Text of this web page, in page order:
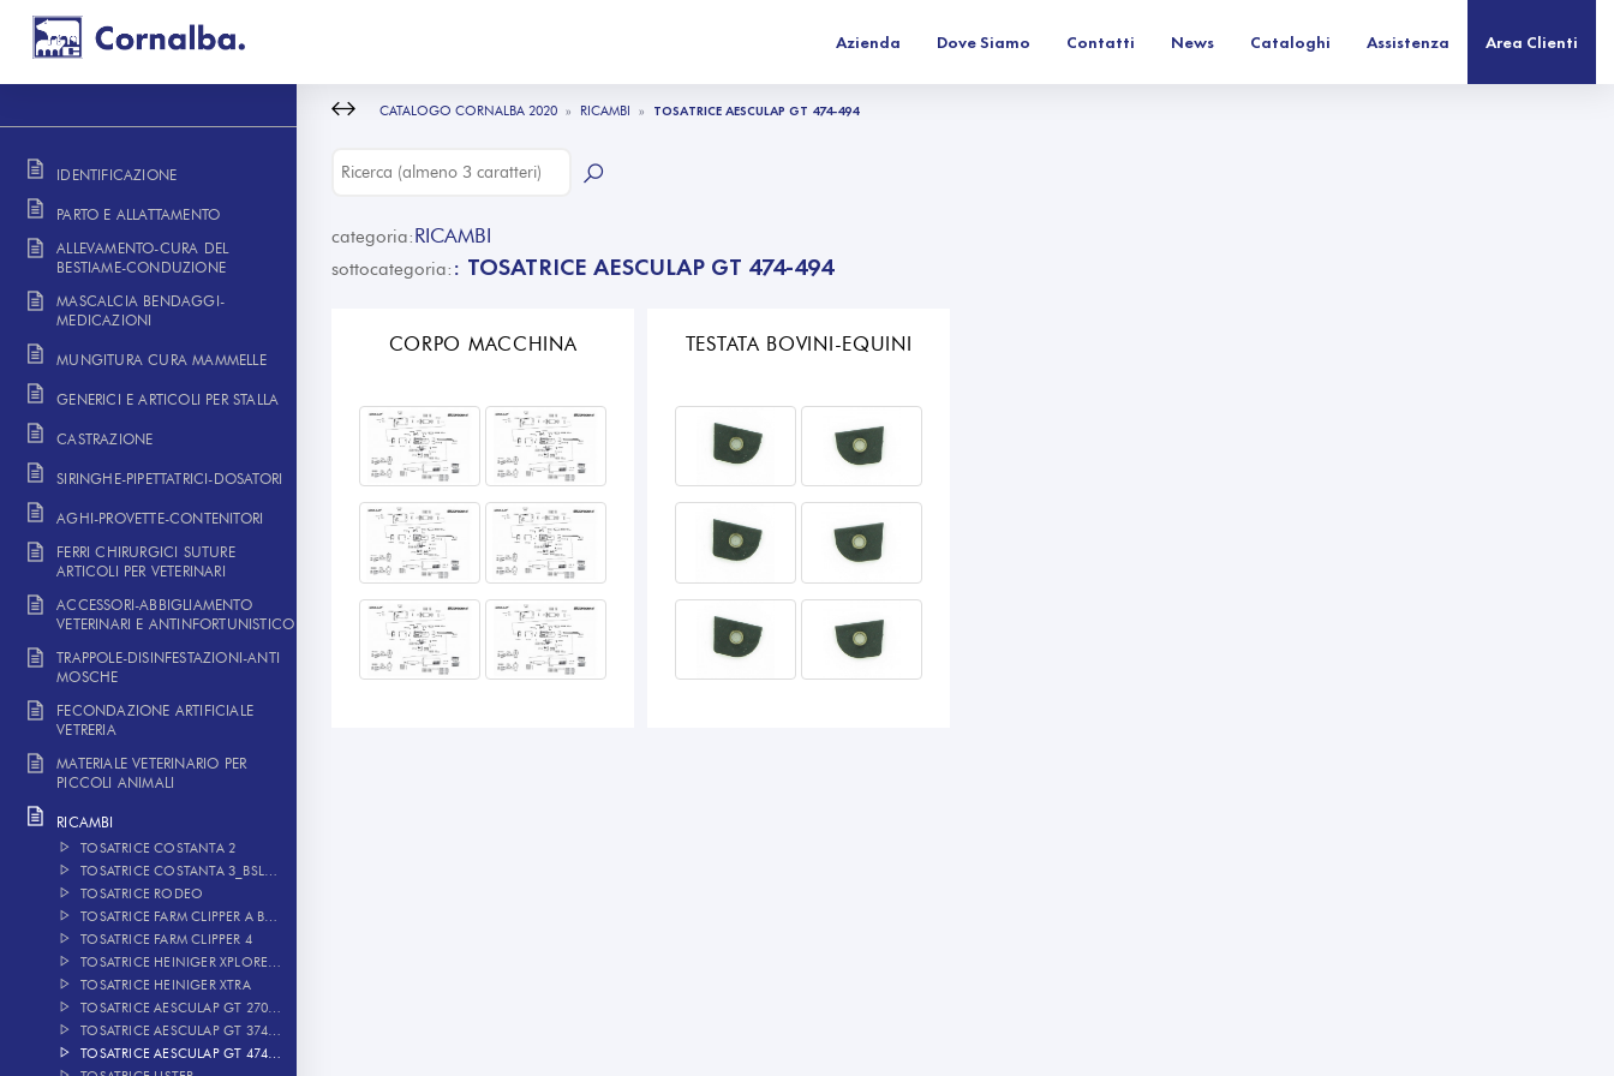
Azienda Dove Siamo Contatti News Cataloghi Assistenza Area Clienti
IDENTIFICAZIONE
PARTO E ALLATTAMENTO
ALLEVAMENTO-CURA DEL
BESTIAME-CONDUZIONE
MASCALCIA BENDAGGI-
MEDICAZIONI
MUNGITURA CURA MAMMELLE
GENERICI E ARTICOLI PER STALLA
CASTRAZIONE
SIRINGHE-PIPETTATRICI-DOSATORI
AGHI-PROVETTE-CONTENITORI
FERRI CHIRURGICI SUTURE
ARTICOLI PER VETERINARI
ACCESSORI-ABBIGLIAMENTO
VETERINARI E ANTINFORTUNISTICO
TRAPPOLE-DISINFESTAZIONI-ANTI
MOSCHE
FECONDAZIONE ARTIFICIALE
VETRERIA
MATERIALE VETERINARIO PER
PICCOLI ANIMALI
RICAMBI
TOSATRICE COSTANTA 2
TOSATRICE COSTANTA 3_BSLASH_4
TOSATRICE RODEO
TOSATRICE FARM CLIPPER A BATTERIA
TOSATRICE FARM CLIPPER 4
TOSATRICE HEINIGER XPLORER A BATTERIA
TOSATRICE HEINIGER XTRA
TOSATRICE AESCULAP GT 270-290
TOSATRICE AESCULAP GT 374-394
TOSATRICE AESCULAP GT 474-494
CATALOGO CORNALBA 2020 RICAMBI TOSATRICE AESCULAP GT 474-494
categoria:RICAMBI
sottocategoria: : TOSATRICE AESCULAP GT 474-494
CORPO MACCHINA TESTATA BOVINI-EQUINI